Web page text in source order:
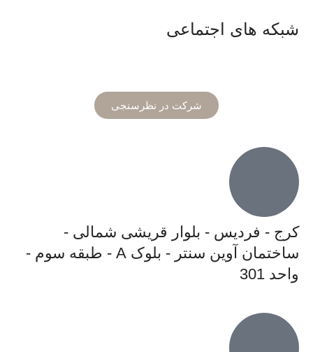
شبکه های اجتماعی
شرکت در نظرسنجی
کرج - فردیس - بلوار قریشی شمالی -
ساختمان آوین سنتر - بلوک A - طبقه سوم -
واحد 301